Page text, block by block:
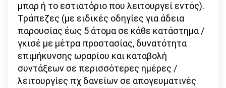
μπαρ ή το εστιατόριο που λειτουργεί εντός).
Τράπεζες (με ειδικές οδηγίες για άδεια
παρουσίας έως 5 άτομα σε κάθε κατάστημα /
γκισέ με μέτρα προστασίας, δυνατότητα
επιμήκυνσης ωραρίου και καταβολή
συντάξεων σε περισσότερες ημέρες /
λειτουργίες πχ δανείων σε απογευματινές